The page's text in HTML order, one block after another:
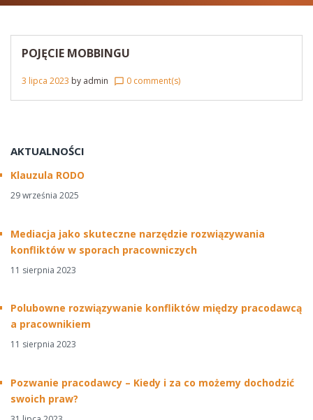
Tag:
mobbing
POJĘCIE MOBBINGU
3 lipca 2023 by admin chat_bubble_outline 0 comment(s)
AKTUALNOŚCI
Klauzula RODO
29 września 2025
Mediacja jako skuteczne narzędzie rozwiązywania
konfliktów w sporach pracowniczych
11 sierpnia 2023
Polubowne rozwiązywanie konfliktów między pracodawcą
a pracownikiem
11 sierpnia 2023
Pozwanie pracodawcy – Kiedy i za co możemy dochodzić
swoich praw?